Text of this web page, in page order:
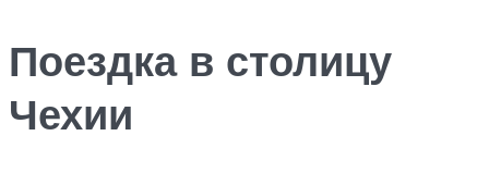
Поездка в столицу
Чехии